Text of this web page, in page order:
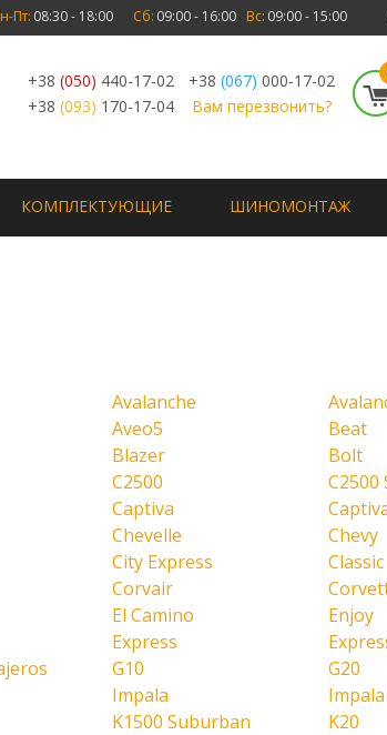
Пт: 08:30 - 18:00 Сб: 09:00 - 16:00 Вс: 09:00 - 15:00
+38 (050) 440-17-02 +38 (067) 000-17-02
+38 (093) 170-17-04 Вам перезвонить?
КОМПЛЕКТУЮЩИЕ ШИНОМОНТАЖ
Avalanche
Aveo5
Beat
Blazer
Bolt
C2500
C2500
Captiva
Chevelle
Chevy
City Express
Classic
Corvair
El Camino
Enjoy
Express
G10
G20
Impala
K1500 Suburban
K20